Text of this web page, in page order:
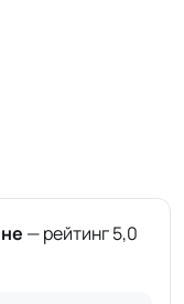
— рейтинг 5,0